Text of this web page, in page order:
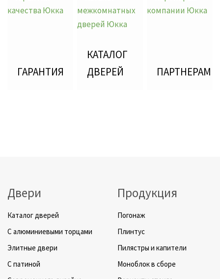
ГАРАНТИЯ
КАТАЛОГ
ДВЕРЕЙ
ПАРТНЕРАМ
Двери
Каталог дверей
C алюминиевыми торцами
Элитные двери
C патиной
Продукция
Погонаж
Плинтус
Пилястры и капители
Моноблок в сборе